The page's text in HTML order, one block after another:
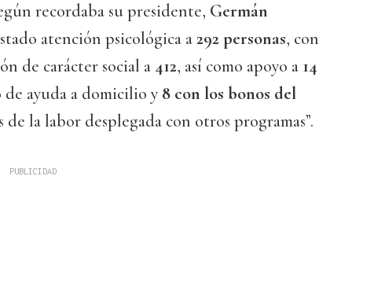
recordaba su presidente, Germán
atención psicológica a292 personas, con
de carácter social a 412, así como apoyo a 14
ayuda a domicilio y 8 con los bonos del
de la labor desplegada con otros programas”.